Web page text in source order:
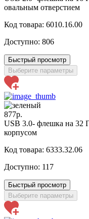
овальным отверстием
Код товара: 6010.16.00
Доступно: 806
Быстрый просмотр
Выберите параметры
877р.
USB 3.0- флешка на 32
корпусом
Код товара: 6333.32.06
Доступно: 117
Быстрый просмотр
Выберите параметры